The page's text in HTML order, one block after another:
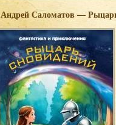
Андрей Саломатов —